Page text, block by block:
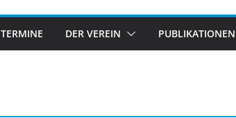
TERMINE DER VEREIN PUBLIKATIONEN